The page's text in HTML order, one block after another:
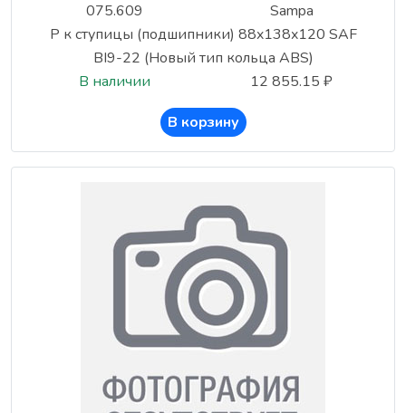
075.609
Sampa
Р к ступицы (подшипники) 88x138x120 SAF
BI9-22 (Новый тип кольца ABS)
В наличии
12 855.15 ₽
В корзину